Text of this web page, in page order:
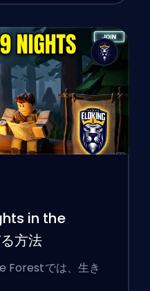
in the
方法
Forestでは、生き